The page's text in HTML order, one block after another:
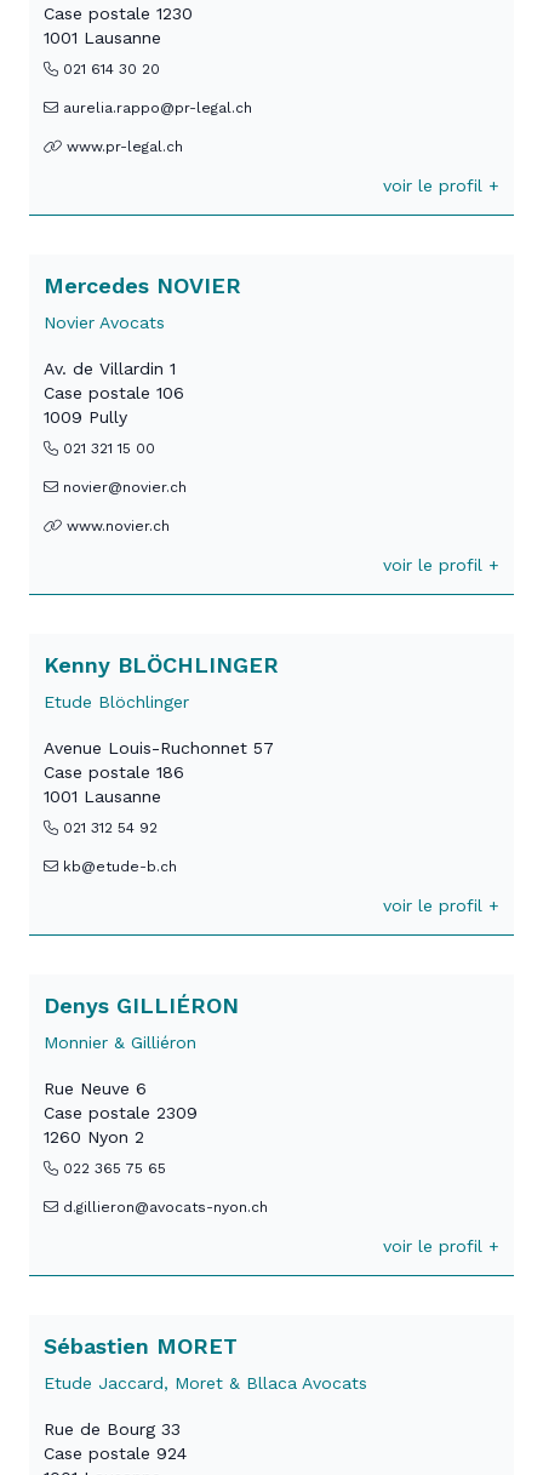
Case postale 1230
1001 Lausanne
021 614 30 20
aurelia.rappo@pr-legal.ch
www.pr-legal.ch
voir le profil +
Mercedes NOVIER
Novier Avocats
Av. de Villardin 1
Case postale 106
1009 Pully
021 321 15 00
novier@novier.ch
www.novier.ch
voir le profil +
Kenny BLÖCHLINGER
Etude Blöchlinger
Avenue Louis-Ruchonnet 57
Case postale 186
1001 Lausanne
021 312 54 92
kb@etude-b.ch
voir le profil +
Denys GILLIÉRON
Monnier & Gilliéron
Rue Neuve 6
Case postale 2309
1260 Nyon 2
022 365 75 65
d.gillieron@avocats-nyon.ch
voir le profil +
Sébastien MORET
Etude Jaccard, Moret & Bllaca Avocats
Rue de Bourg 33
Case postale 924